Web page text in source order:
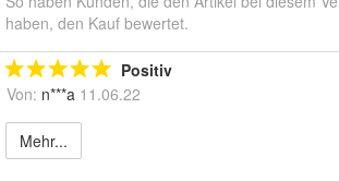
haben, den Kauf bewertet.
Positiv
Von: n***a 11.06.22
Mehr...